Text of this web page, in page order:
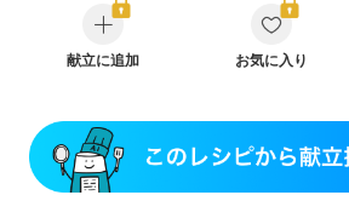
乳がん治療を終えた方・経過観察中の方など
妊婦健診・体重増加が気になる（初期）
妊婦健診・血圧が気になる（初期）
産後（ミルク）
乾癬
フレイル（年齢に合わせた体作り）
貧血対策
献立に追加 お気に入り